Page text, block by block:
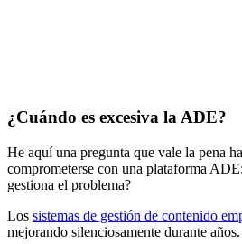
¿Cuándo es excesiva la ADE?
He aquí una pregunta que vale la pena
comprometerse con una plataforma
gestiona el problema?
Los sistemas de gestión de contenido
mejorando silenciosamente durante años.